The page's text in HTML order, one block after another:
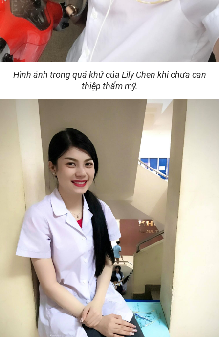
Hình ảnh trong quá khứ của Lily Chen khi chưa can
thiệp thẩm mỹ.